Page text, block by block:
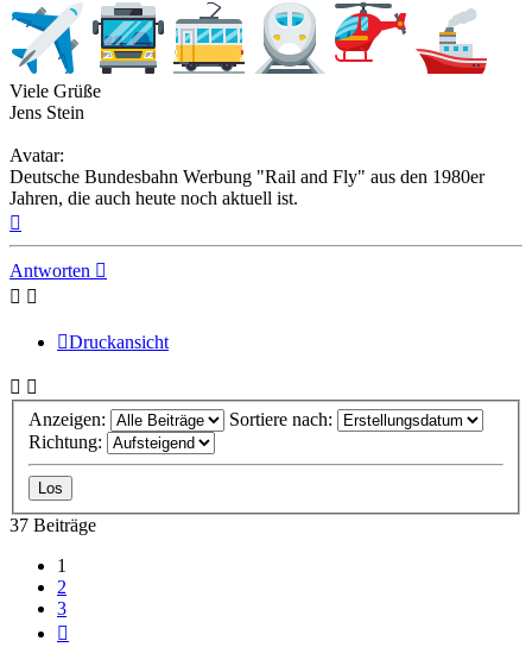
Viele Grüße
Jens Stein
Avatar:
Deutsche Bundesbahn Werbung "Rail and Fly" aus den 1980er
Jahren, die auch heute noch aktuell ist.
Antworten
Druckansicht
Anzeigen:
Sortiere nach:
Richtung:
37 Beiträge
1
2
3